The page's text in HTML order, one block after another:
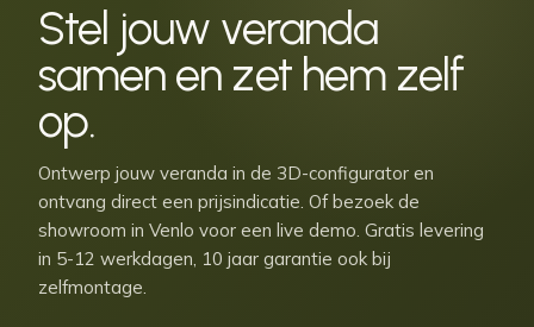
Stel jouw veranda
samen en zet hem zelf
op.
Ontwerp jouw veranda in de 3D-configurator en
ontvang direct een prijsindicatie. Of bezoek de
showroom in Venlo voor een live demo. Gratis levering
in 5-12 werkdagen, 10 jaar garantie ook bij
zelfmontage.